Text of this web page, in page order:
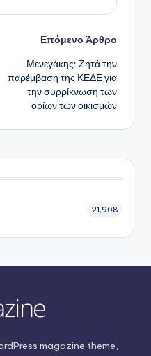
Επόμενο Άρθρο
Μενεγάκης: Ζητά την
παρέμβαση της ΚΕΔΕ για
την συρρίκνωση των
ορίων των οικισμών
21,908
magazine theme,